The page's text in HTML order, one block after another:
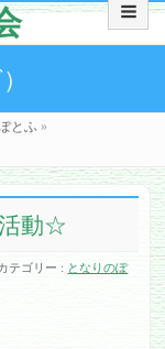
とふ »
活動☆
テゴリー : となりのぽ